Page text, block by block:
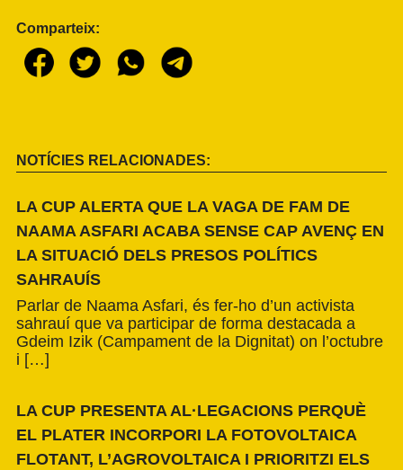
Comparteix:
NOTÍCIES RELACIONADES:
LA CUP ALERTA QUE LA VAGA DE FAM DE
NAAMA ASFARI ACABA SENSE CAP AVENÇ EN
LA SITUACIÓ DELS PRESOS POLÍTICS
SAHRAUÍS
Parlar de Naama Asfari, és fer-ho d’un activista
sahrauí que va participar de forma destacada a
Gdeim Izik (Campament de la Dignitat) on l’octubre
i […]
LA CUP PRESENTA AL·LEGACIONS PERQUÈ
EL PLATER INCORPORI LA FOTOVOLTAICA
FLOTANT, L’AGROVOLTAICA I PRIORITZI ELS